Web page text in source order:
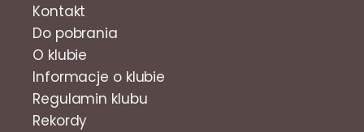
Kontakt
Do pobrania
O klubie
Informacje o klubie
Regulamin klubu
Rekordy